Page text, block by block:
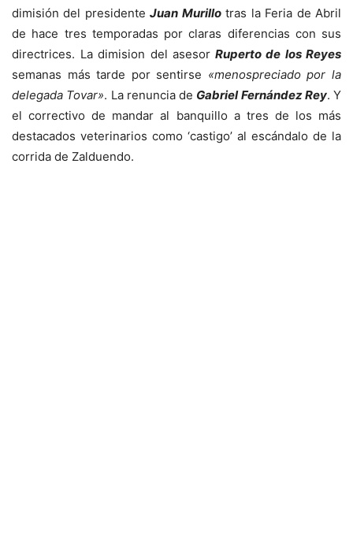
dimisión del presidenteJuan Murillotras la Feria de Abril
de hace tres temporadas por claras diferencias con sus
directrices. La dimision del asesor Ruperto de los Reyes
semanas más tarde por sentirse «menospreciado por la
delegada Tovar». La renuncia de Gabriel Fernández Rey. Y
el correctivo de mandar al banquillo a tres de los más
destacados veterinarios como ‘castigo’ al escándalo de la
corrida de Zalduendo.